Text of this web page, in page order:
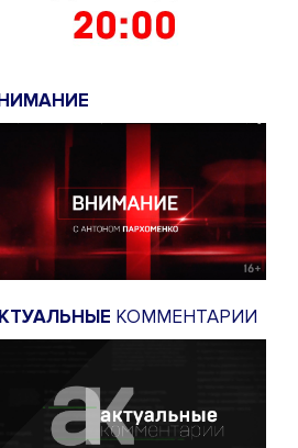
КОММЕНТАРИИ